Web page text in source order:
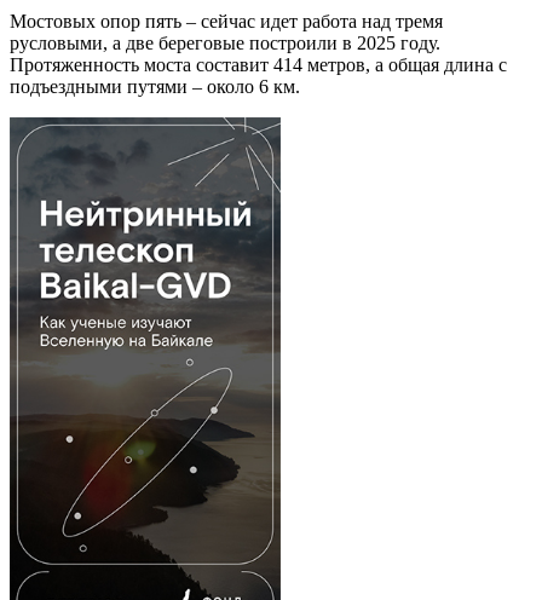
Мостовых опор пять – сейчас идет работа над тремя
русловыми, а две береговые построили в 2025 году.
Протяженность моста составит 414 метров, а общая длина с
подъездными путями – около 6 км.